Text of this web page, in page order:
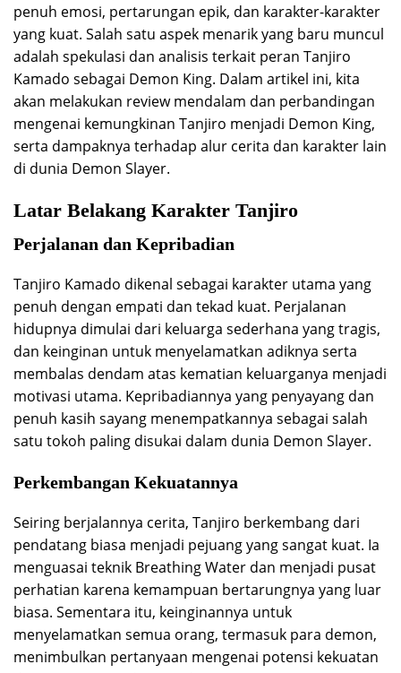
penuh emosi, pertarungan epik, dan karakter-karakter
yang kuat. Salah satu aspek menarik yang baru muncul
adalah spekulasi dan analisis terkait peran Tanjiro
Kamado sebagai Demon King. Dalam artikel ini, kita
akan melakukan review mendalam dan perbandingan
mengenai kemungkinan Tanjiro menjadi Demon King,
serta dampaknya terhadap alur cerita dan karakter lain
di dunia Demon Slayer.
Latar Belakang Karakter Tanjiro
Perjalanan dan Kepribadian
Tanjiro Kamado dikenal sebagai karakter utama yang
penuh dengan empati dan tekad kuat. Perjalanan
hidupnya dimulai dari keluarga sederhana yang tragis,
dan keinginan untuk menyelamatkan adiknya serta
membalas dendam atas kematian keluarganya menjadi
motivasi utama. Kepribadiannya yang penyayang dan
penuh kasih sayang menempatkannya sebagai salah
satu tokoh paling disukai dalam dunia Demon Slayer.
Perkembangan Kekuatannya
Seiring berjalannya cerita, Tanjiro berkembang dari
pendatang biasa menjadi pejuang yang sangat kuat. Ia
menguasai teknik Breathing Water dan menjadi pusat
perhatian karena kemampuan bertarungnya yang luar
biasa. Sementara itu, keinginannya untuk
menyelamatkan semua orang, termasuk para demon,
menimbulkan pertanyaan mengenai potensi kekuatan